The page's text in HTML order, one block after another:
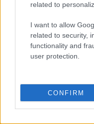
related to
I want to allow
related to security,
functionality and
user protection.
CONFIRM